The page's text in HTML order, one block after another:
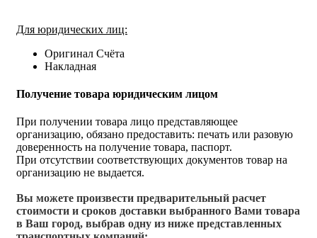
Для юридических лиц:
Оригинал Счёта
Накладная
Получение товара юридическим лицом
При получении товара лицо представляющее
организацию, обязано предоставить: печать или разовую
доверенность на получение товара, паспорт.
При отсутствии соответствующих документов товар на
организацию не выдается.
Вы можете произвести предварительный расчет
стоимости и сроков доставки выбранного Вами товара
в Ваш город, выбрав одну из ниже представленных